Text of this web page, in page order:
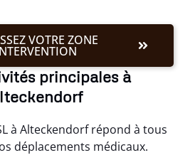
VOTRE ZONE
principales à
à Alteckendorf répond à tous
déplacements médicaux.